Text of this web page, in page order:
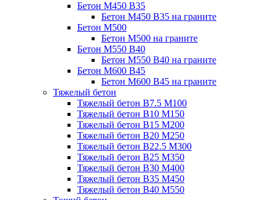
Бетон М450 В35
Бетон М450 В35 на граните
Бетон М500
Бетон М500 на граните
Бетон М550 В40
Бетон М550 В40 на граните
Бетон М600 В45
Бетон М600 В45 на граните
Тяжелый бетон
Тяжелый бетон В7.5 М100
Тяжелый бетон В10 М150
Тяжелый бетон В15 М200
Тяжелый бетон В20 М250
Тяжелый бетон В22.5 М300
Тяжелый бетон В25 М350
Тяжелый бетон В30 М400
Тяжелый бетон В35 М450
Тяжелый бетон В40 М550